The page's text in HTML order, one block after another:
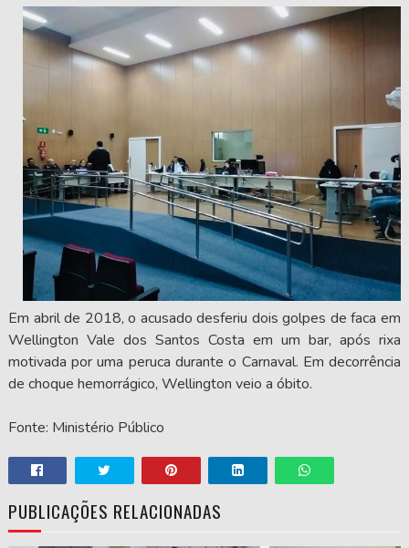
Em abril de 2018, o acusado desferiu dois golpes de faca em
Wellington Vale dos Santos Costa em um bar, após rixa
motivada por uma peruca durante o Carnaval. Em decorrência
de choque hemorrágico, Wellington veio a óbito.
Fonte: Ministério Público
PUBLICAÇÕES RELACIONADAS